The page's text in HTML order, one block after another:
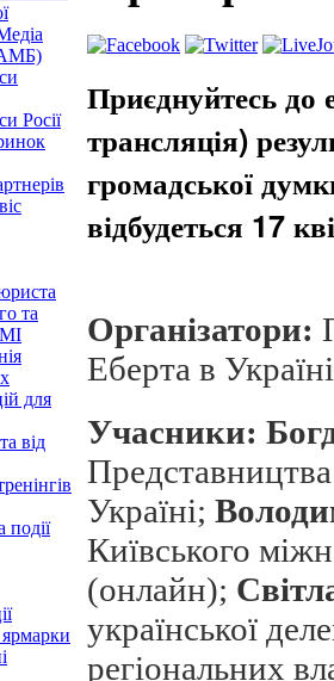
Росії
та
для
від
події
Приєднуйтесь до
трансляція)
громадської
відбудеться 17
Організатори:
Еберта в
Учасники:
Україні;
Київського
(онлайн);
української
регіональних